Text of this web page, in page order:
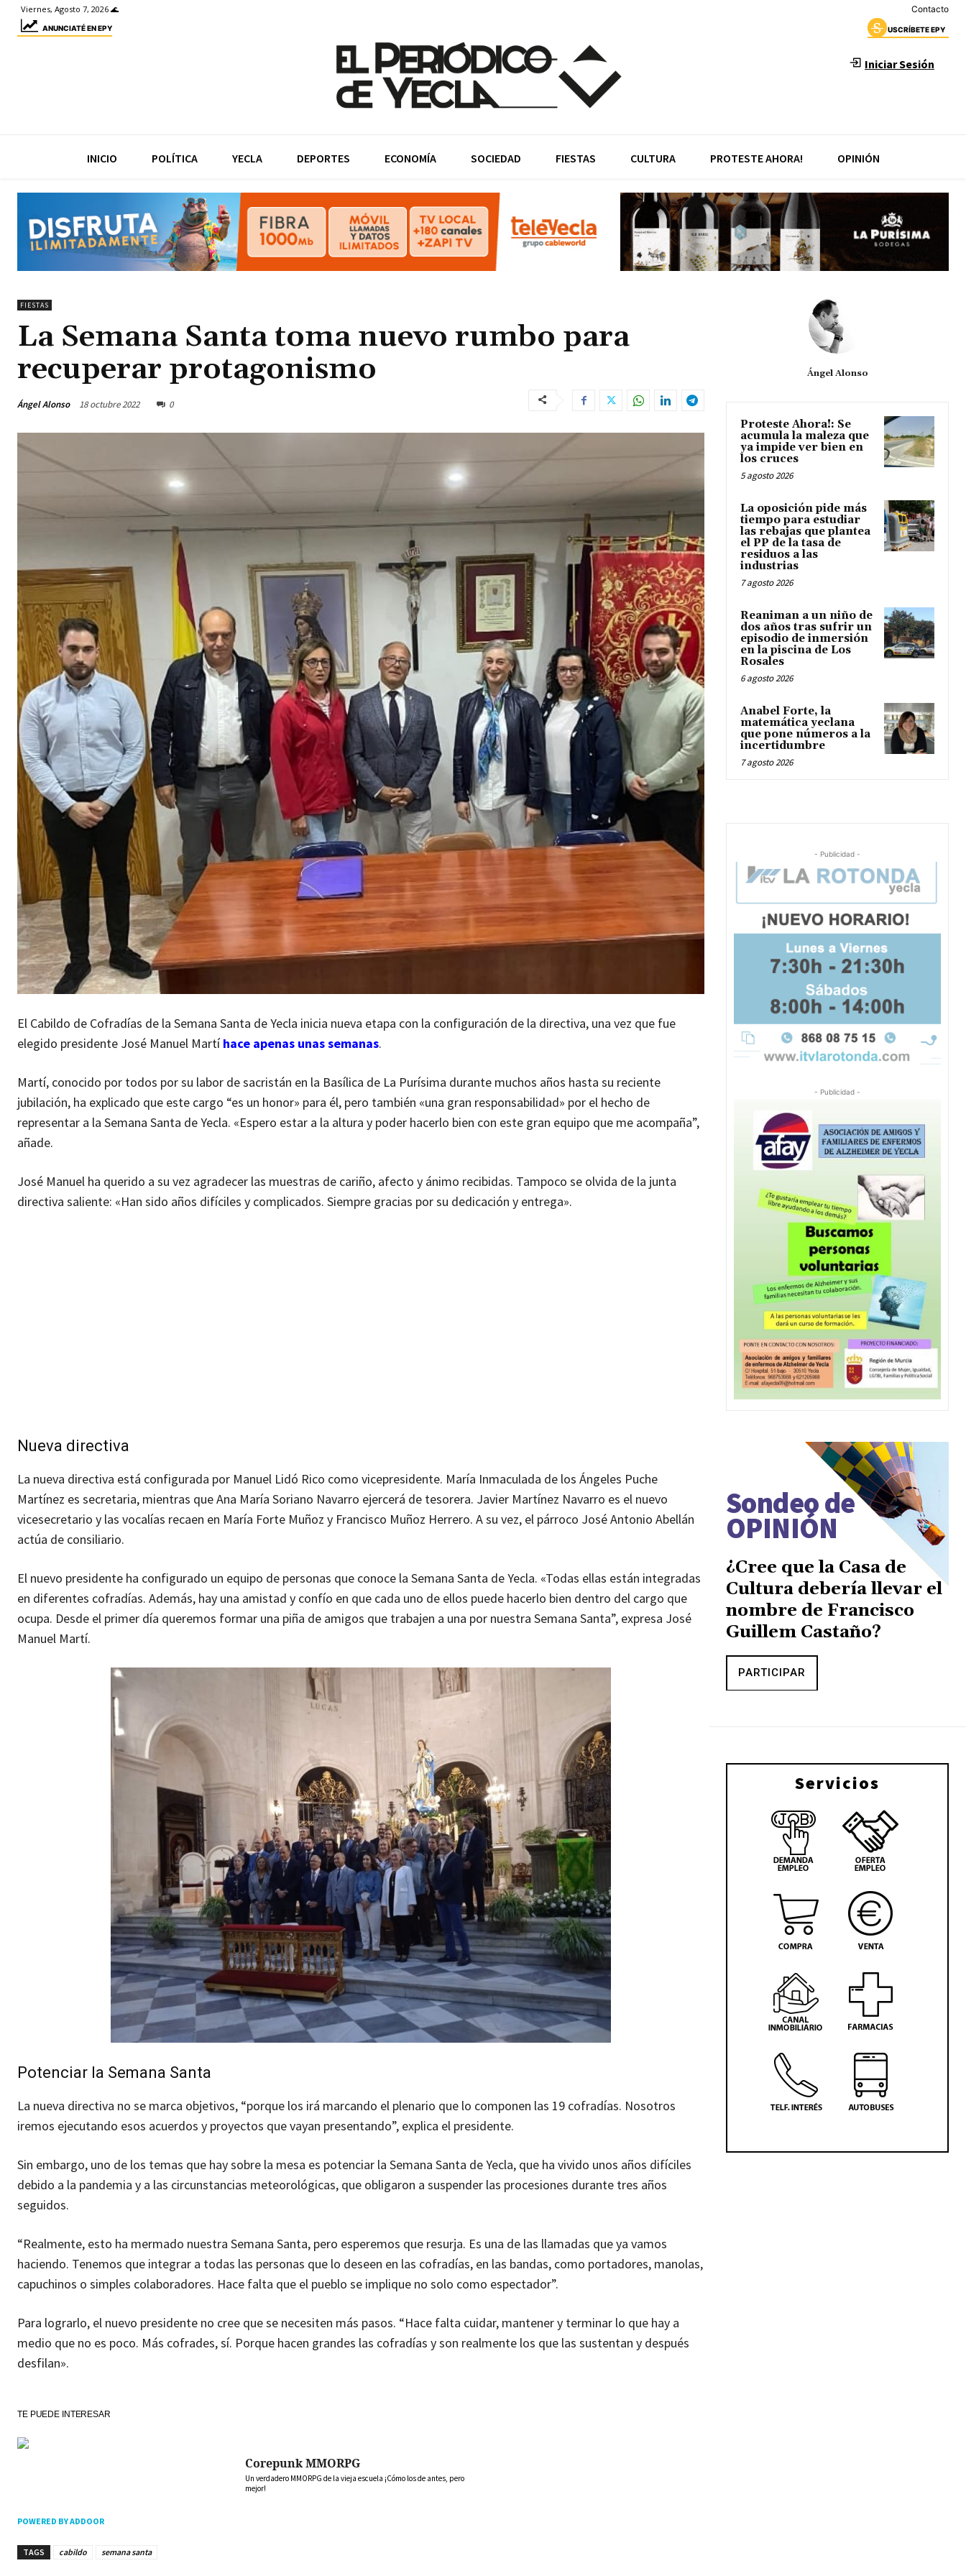
Viernes, Agosto 7, 2026 🌊 Contacto
ANUNCIATÉ EN EPY USCRÍBETE EPY
Iniciar Sesión
INICIO POLÍTICA YECLA DEPORTES ECONOMÍA SOCIEDAD FIESTAS CULTURA PROTESTE AHORA! OPINIÓN
FIESTAS
La Semana Santa toma nuevo rumbo para
recuperar protagonismo
Ángel Alonso 18 octubre 2022 0
El Cabildo de Cofradías de la Semana Santa de Yecla inicia nueva etapa con la configuración de la directiva, una vez que fue
elegido presidente José Manuel Martíhace apenas unas semanas.
Martí, conocido por todos por su labor de sacristán en la Basílica de La Purísima durante muchos años hasta su reciente
jubilación, ha explicado que este cargo “es un honor» para él, pero también «una gran responsabilidad» por el hecho de
representar a la Semana Santa de Yecla. «Espero estar a la altura y poder hacerlo bien con este gran equipo que me acompaña”,
añade.
José Manuel ha querido a su vez agradecer las muestras de cariño, afecto y ánimo recibidas. Tampoco se olvida de la junta
directiva saliente: «Han sido años difíciles y complicados. Siempre gracias por su dedicación y entrega».
Nueva directiva
La nueva directiva está configurada por Manuel Lidó Rico como vicepresidente. María Inmaculada de los Ángeles Puche
Martínez es secretaria, mientras que Ana María Soriano Navarro ejercerá de tesorera. Javier Martínez Navarro es el nuevo
vicesecretario y las vocalías recaen en María Forte Muñoz y Francisco Muñoz Herrero. A su vez, el párroco José Antonio Abellán
actúa de consiliario.
El nuevo presidente ha configurado un equipo de personas que conoce la Semana Santa de Yecla. «Todas ellas están integradas
en diferentes cofradías. Además, hay una amistad y confío en que cada uno de ellos puede hacerlo bien dentro del cargo que
ocupa. Desde el primer día queremos formar una piña de amigos que trabajen a una por nuestra Semana Santa”, expresa José
Manuel Martí.
Potenciar la Semana Santa
La nueva directiva no se marca objetivos, “porque los irá marcando el plenario que lo componen las 19 cofradías. Nosotros
iremos ejecutando esos acuerdos y proyectos que vayan presentando”, explica el presidente.
Sin embargo, uno de los temas que hay sobre la mesa es potenciar la Semana Santa de Yecla, que ha vivido unos años difíciles
debido a la pandemia y a las circunstancias meteorológicas, que obligaron a suspender las procesiones durante tres años
seguidos.
“Realmente, esto ha mermado nuestra Semana Santa, pero esperemos que resurja. Es una de las llamadas que ya vamos
haciendo. Tenemos que integrar a todas las personas que lo deseen en las cofradías, en las bandas, como portadores, manolas,
capuchinos o simples colaboradores. Hace falta que el pueblo se implique no solo como espectador”.
Para lograrlo, el nuevo presidente no cree que se necesiten más pasos. “Hace falta cuidar, mantener y terminar lo que hay a
medio que no es poco. Más cofrades, sí. Porque hacen grandes las cofradías y son realmente los que las sustentan y después
desfilan».
TE PUEDE INTERESAR
Corepunk MMORPG
Un verdadero MMORPG de la vieja escuela ¡Cómo los de antes, pero
mejor!
POWERED BY ADDOOR
TAGS cabildo semana santa
Ángel Alonso
Proteste Ahora!: Se
acumula la maleza que
ya impide ver bien en
los cruces
5 agosto 2026
La oposición pide más
tiempo para estudiar
las rebajas que plantea
el PP de la tasa de
residuos a las
industrias
7 agosto 2026
Reaniman a un niño de
dos años tras sufrir un
episodio de inmersión
en la piscina de Los
Rosales
6 agosto 2026
Anabel Forte, la
matemática yeclana
que pone números a la
incertidumbre
7 agosto 2026
- Publicidad -
- Publicidad -
Sondeo de
OPINIÓN
¿Cree que la Casa de
Cultura debería llevar el
nombre de Francisco
Guillem Castaño?
PARTICIPAR
Servicios